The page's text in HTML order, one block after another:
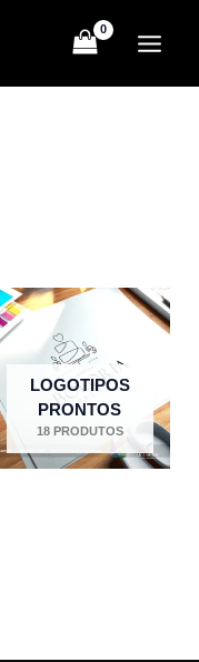
LOGOTIPOS
PRONTOS
18 PRODUTOS